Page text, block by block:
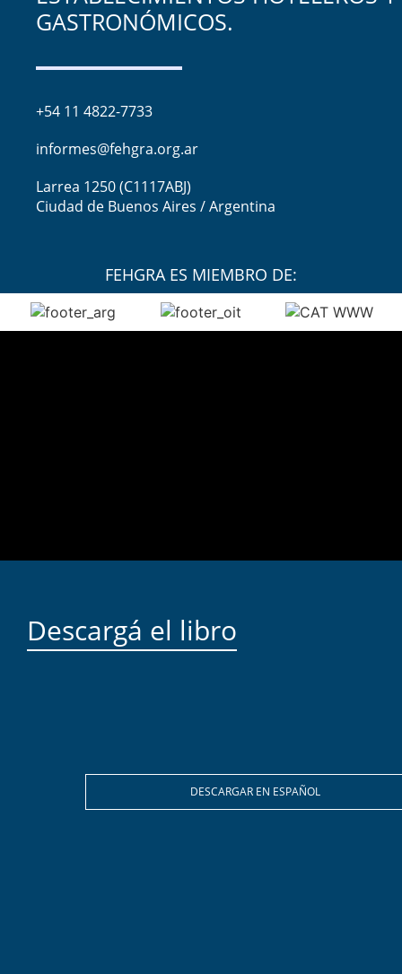
GASTRONÓMICOS.
+54 11 4822-7733
informes@fehgra.org.ar
Larrea 1250 (C1117ABJ)
Ciudad de Buenos Aires / Argentina
FEHGRA ES MIEMBRO DE:
Descargá el libro
DESCARGAR EN ESPAÑOL